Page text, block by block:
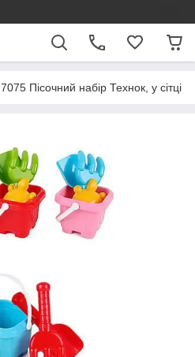
7075 Пісочний набір Технок, у сітці